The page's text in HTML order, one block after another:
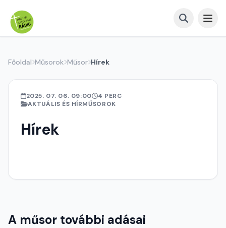
Főoldal Műsorok Műsor Hírek
2025. 07. 06. 09:00
4 PERC
AKTUÁLIS ÉS HÍRMŰSOROK
Hírek
A műsor további adásai